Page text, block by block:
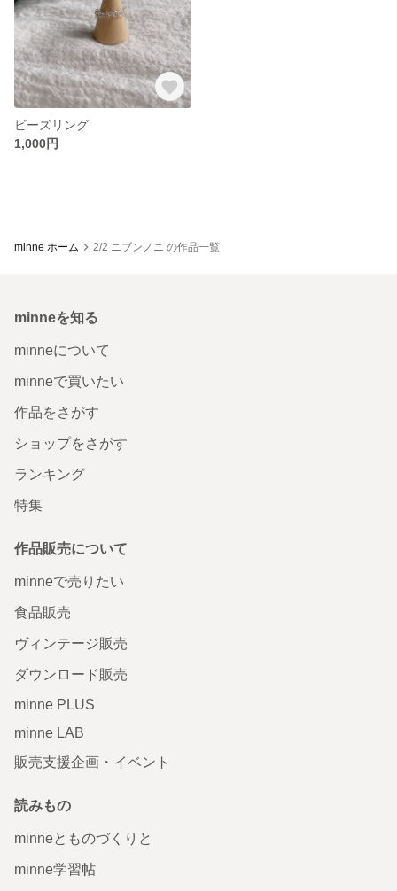
ビーズリング
1,000円
minne ホーム 2/2 ニブンノニ の作品一覧
minneを知る
minneについて
minneで買いたい
作品をさがす
ショップをさがす
ランキング
特集
作品販売について
minneで売りたい
食品販売
ヴィンテージ販売
ダウンロード販売
minne PLUS
minne LAB
販売支援企画・イベント
読みもの
minneとものづくりと
minne学習帖